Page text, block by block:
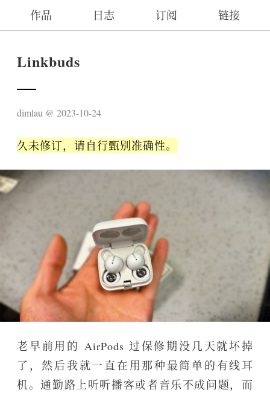
作品 日志 订阅 链接
Linkbuds
dimlau 2023-10-24
久未修订，请自行甄别准确性。
老早前用的 AirPods 过保修期没几天就坏掉
了，然后我就一直在用那种最简单的有线耳
机。通勤路上听听播客或者音乐不成问题，而